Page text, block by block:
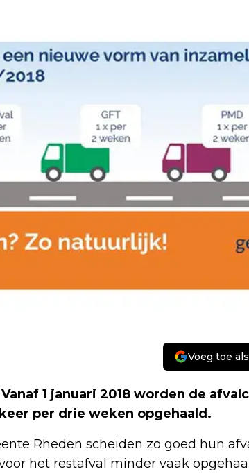
Voeg toe
Vanaf 1 januari 2018 worden de
per drie weken opgehaald.
Rheden scheiden zo goed hun
het restafval minder vaak